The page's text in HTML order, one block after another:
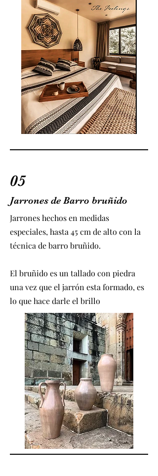
05
Jarrones de Barro bruñido
Jarrones hechos en medidas
especiales, hasta 45 cm de alto con la
técnica de barro bruñido.
El bruñido es un tallado con piedra
una vez que el jarrón esta formado, es
lo que hace darle el brillo